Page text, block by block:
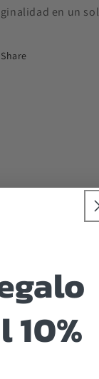
en un
Share
10%